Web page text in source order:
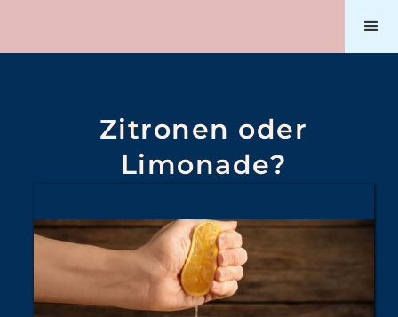
Zitronen oder
Limonade?